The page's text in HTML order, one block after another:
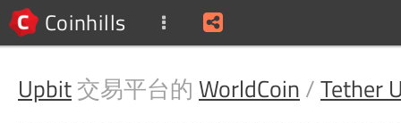
Coinhills
Upbit交易平台的 WorldCoin /Tether